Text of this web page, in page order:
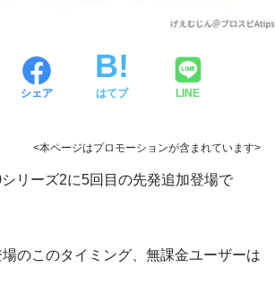
シェア はてブ LINE
<本ページはプロモーションが含まれています>
リーズ2に5回目の先発追加登場で
のこのタイミング、無課金ユーザーは